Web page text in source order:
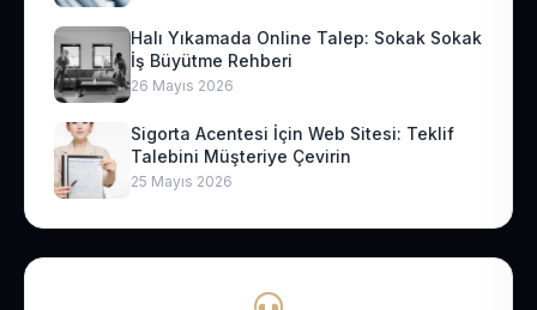
Halı Yıkamada Online Talep: Sokak Sokak
İş Büyütme Rehberi
26 Mayıs 2026
Sigorta Acentesi İçin Web Sitesi: Teklif
Talebini Müşteriye Çevirin
25 Mayıs 2026